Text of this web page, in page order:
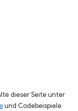
dieser Seite unter
und Codebeispiele